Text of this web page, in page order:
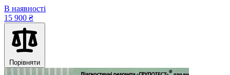
В наявності
15 900 ₴
Порівняти